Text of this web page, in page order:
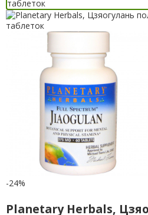
-24%
Planetary Herbals,